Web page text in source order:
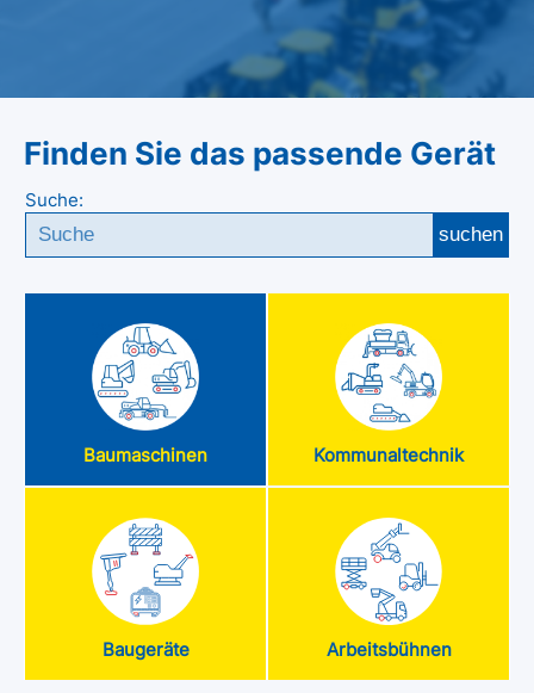
Finden Sie das passende Gerät
Suche:
suchen
Baumaschinen Kommunaltechnik
Baugeräte Arbeitsbühnen